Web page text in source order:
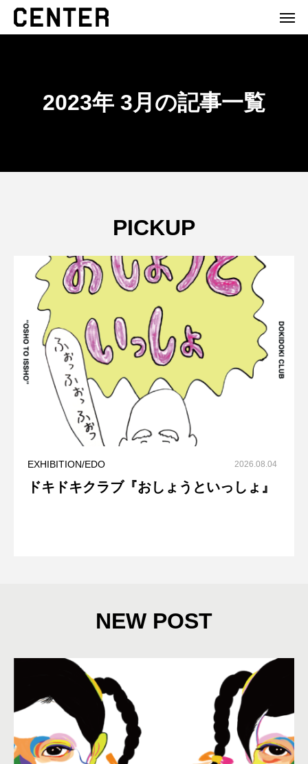
2023年 3月の記事一覧
PICKUP
EXHIBITION/EDO
ドキドキクラブ『おしょうといっしょ』
2026.08.04
NEW POST